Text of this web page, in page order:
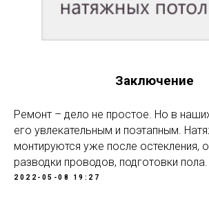
Заключение
Ремонт – дело не простое. Но в
его увлекательным и поэтапным.
монтируются уже после остекления,
разводки проводов, подготовки пола.
2022-05-08 19:27